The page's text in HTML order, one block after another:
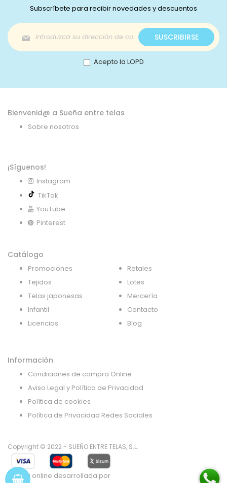
Subscríbete para recibir novedades y descuentos
Inscríbase
a
nuestro
boletín
de
SUSCRIBIRSE
Acepto la LOPD
Bienvenid@ a Sueña entre telas
Sobre nosotros
¡Síguenos!
Instagram
TikTok
YouTube
Pinterest
Catálogo
Promociones
Tejidos
Telas japonesas
Infantil
Licencias
Retales
Lotes
Mercería
Contacto
Blog
Información
Condiciones de compra Online
Aviso Legal y Política de Privacidad
Política de cookies
Política de Privacidad Redes Sociales
Copyright © 2022 - SUEÑO ENTRE TELAS, S.L.
Tienda online desarrollada por